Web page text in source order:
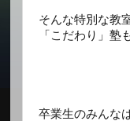
そんな特別な教
「こだわり」塾
卒業生のみんな